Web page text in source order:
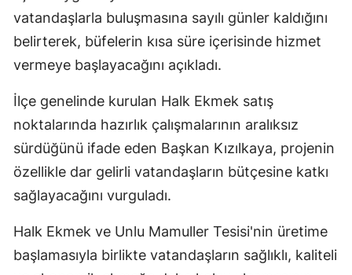
Malatya
Mardin
Muğla
Muş
Niğde
vatandaşlarla buluşmasına sayılı günler kaldığını
belirterek, büfelerin kısa süre içerisinde hizmet
vermeye başlayacağını açıkladı.
İlçe genelinde kurulan Halk Ekmek satış
noktalarında hazırlık çalışmalarının aralıksız
sürdüğünü ifade eden Başkan Kızılkaya, projenin
özellikle dar gelirli vatandaşların bütçesine katkı
sağlayacağını vurguladı.
Halk Ekmek ve Unlu Mamuller Tesisi'nin üretime
başlamasıyla birlikte vatandaşların sağlıklı, kaliteli